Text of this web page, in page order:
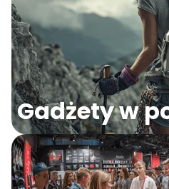
Gadżety w